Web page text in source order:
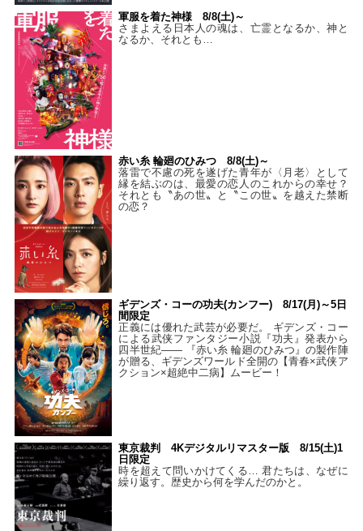
軍服を着た神様 8/8(土)～
さまよえる日本人の魂は、亡霊となるか、神と
なるか、それとも…
赤い糸 輪廻のひみつ 8/8(土)～
落雷で不慮の死を遂げた青年が〈月老〉として
縁を結ぶのは、最愛の恋人のこれからの幸せ？
それとも〝あの世〟と〝この世〟を越えた禁断
の恋？
ギデンズ・コーの功夫(カンフー) 8/17(月)～5日
間限定
正義には優れた武芸が必要だ。 ギデンズ・コー
による武侠ファンタジー小説『功夫』発表から
四半世紀―― 『赤い糸 輪廻のひみつ』の製作陣
が贈る、ギデンズワールド全開の【青春×武侠ア
クション×超絶中二病】ムービー！
東京裁判 4Kデジタルリマスター版 8/15(土)1
日限定
時を超えて問いかけてくる… 君たちは、なぜに
繰り返す。歴史から何を学んだのかと。